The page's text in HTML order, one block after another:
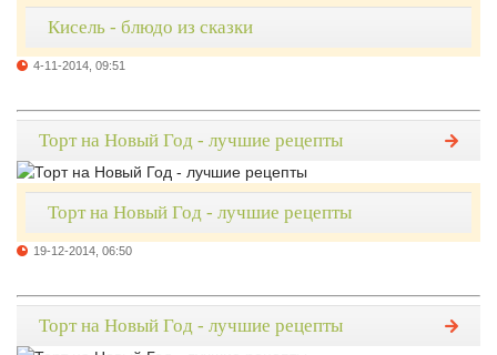
Кисель - блюдо из сказки
4-11-2014, 09:51
Торт на Новый Год - лучшие рецепты
Торт на Новый Год - лучшие рецепты
19-12-2014, 06:50
Торт на Новый Год - лучшие рецепты